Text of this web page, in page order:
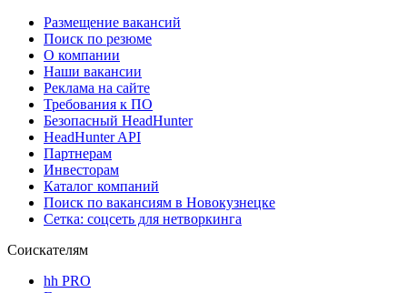
Размещение вакансий
Поиск по резюме
О компании
Наши вакансии
Реклама на сайте
Требования к ПО
Безопасный HeadHunter
HeadHunter API
Партнерам
Инвесторам
Каталог компаний
Поиск по вакансиям в Новокузнецке
Сетка: соцсеть для нетворкинга
Соискателям
hh PRO